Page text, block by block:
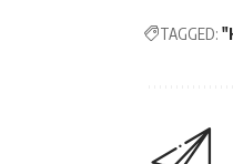
TAGGED: